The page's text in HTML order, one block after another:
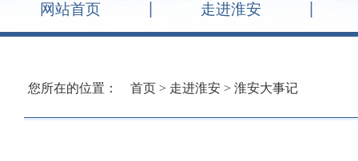
网站首页 走进淮安
您所在的位置： 首页 > 走进淮安 > 淮安大事记